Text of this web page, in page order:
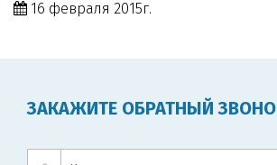
16 февраля 2015г.
ЗАКАЖИТЕ ОБРАТНЫЙ